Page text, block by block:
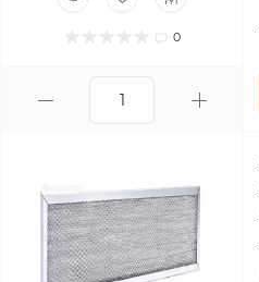
0